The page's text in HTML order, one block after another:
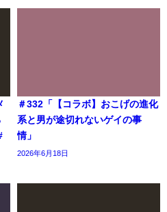
＃332「【コラボ】おこげの進化
系と男が途切れないゲイの事
情」
2026年6月18日